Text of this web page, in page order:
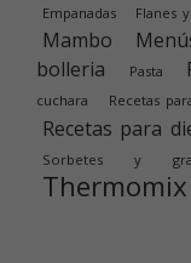
Empanadas Flanes
Mambo
bolleria
Pasta
cuchara
Recetas
Recetas para
Sorbetes y
Thermomix